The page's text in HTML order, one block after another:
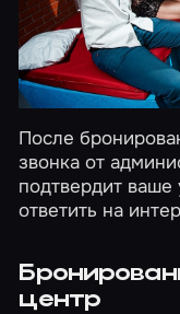
После
звонка от
подтвердит ваше
ответить на
центр